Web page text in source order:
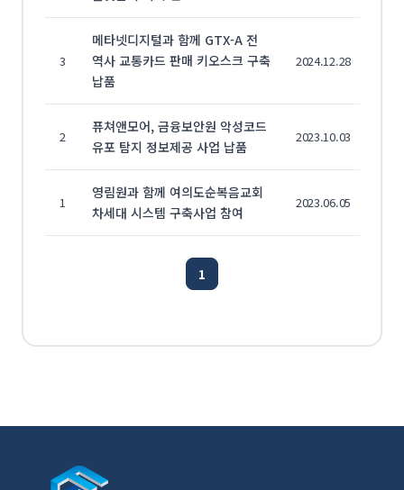
3
메타넷디지털과 함께 GTX-A 전
역사 교통카드 판매 키오스크 구축
납품
2024.12.28
2
퓨쳐앤모어, 금융보안원 악성코드
유포 탐지 정보제공 사업 납품
2023.10.03
1
영림원과 함께 여의도순복음교회
차세대 시스템 구축사업 참여
2023.06.05
1